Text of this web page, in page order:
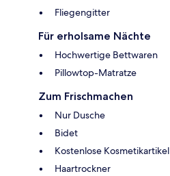
Fliegengitter
Für erholsame Nächte
Hochwertige Bettwaren
Pillowtop-Matratze
Zum Frischmachen
Nur Dusche
Bidet
Kostenlose Kosmetikartikel
Haartrockner